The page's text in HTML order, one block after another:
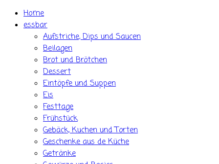
Skip Home
essbar
Aufstriche, Dips und Saucen
Beilagen
Brot und Brötchen
Dessert
Eintöpfe und Suppen
Eis
Festtage
Frühstück
Gebäck, Kuchen und Torten
Geschenke aus de Küche
Getränke